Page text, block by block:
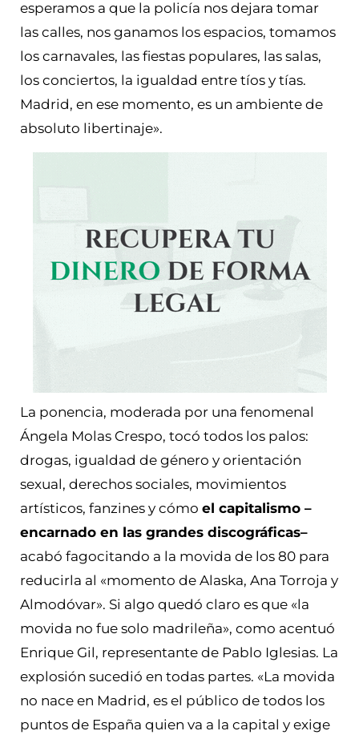
esperamos a que la policía nos dejara tomar
las calles, nos ganamos los espacios, tomamos
los carnavales, las fiestas populares, las salas,
los conciertos, la igualdad entre tíos y tías.
Madrid, en ese momento, es un ambiente de
absoluto libertinaje».
La ponencia, moderada por una fenomenal
Ángela Molas Crespo, tocó todos los palos:
drogas, igualdad de género y orientación
sexual, derechos sociales, movimientos
artísticos, fanzines y cómo el capitalismo –
encarnado en las grandes discográficas–
acabó fagocitando a la movida de los 80 para
reducirla al «momento de Alaska, Ana Torroja y
Almodóvar». Si algo quedó claro es que «la
movida no fue solo madrileña», como acentuó
Enrique Gil, representante de Pablo Iglesias. La
explosión sucedió en todas partes. «La movida
no nace en Madrid, es el público de todos los
puntos de España quien va a la capital y exige